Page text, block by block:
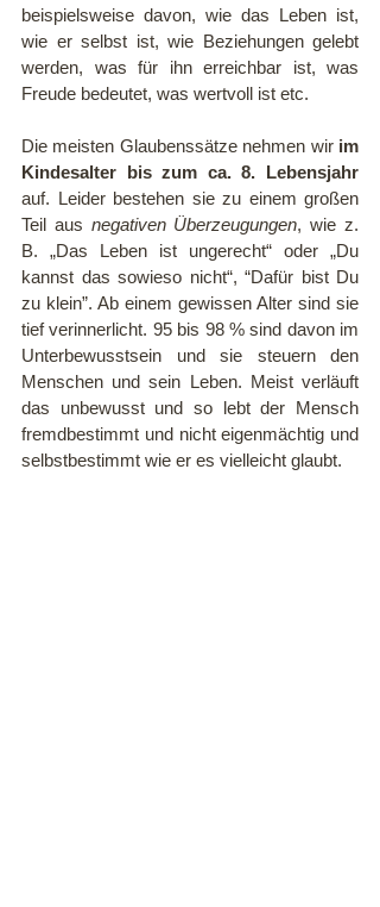
beispielsweise davon, wie das Leben ist,
wie er selbst ist, wie Beziehungen gelebt
werden, was für ihn erreichbar ist, was
Freude bedeutet, was wertvoll ist etc.
Die meisten Glaubenssätze nehmen wir im
Kindesalter bis zum ca. 8. Lebensjahr
auf. Leider bestehen sie zu einem großen
Teil aus negativen Überzeugungen, wie z.
B. „Das Leben ist ungerecht“ oder „Du
kannst das sowieso nicht“, “Dafür bist Du
zu klein”. Ab einem gewissen Alter sind sie
tief verinnerlicht. 95 bis 98 % sind davon im
Unterbewusstsein und sie steuern den
Menschen und sein Leben. Meist verläuft
das unbewusst und so lebt der Mensch
fremdbestimmt und nicht eigenmächtig und
selbstbestimmt wie er es vielleicht glaubt.